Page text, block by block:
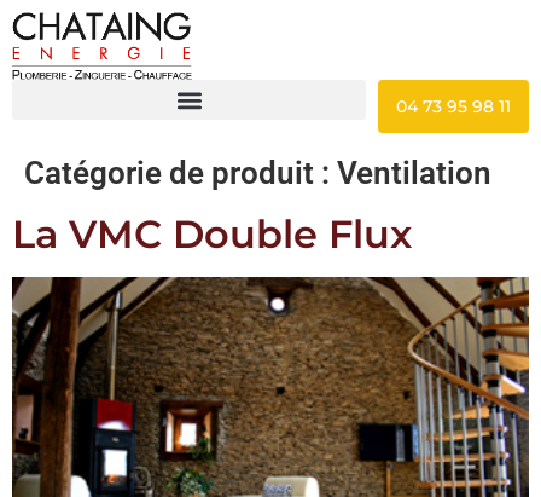
04 73 95 98 11
Catégorie de produit : Ventilation
La VMC Double Flux